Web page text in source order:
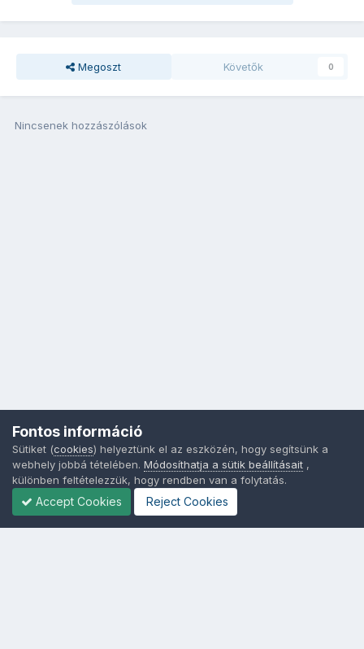
Megoszt Követők 0
Nincsenek hozzászólások
Fontos információ
Sütiket (cookies) helyeztünk el az eszközén, hogy segítsünk a
webhely jobbá tételében. Módosíthatja a sütik beállításait ,
különben feltételezzük, hogy rendben van a folytatás.
Accept Cookies Reject Cookies